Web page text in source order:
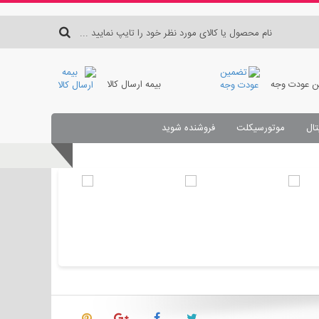
عودت وجه بیمه ارسال کالا
موتورسیکلت
فروشنده شوید